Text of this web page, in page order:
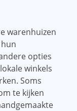
warenhuizen
opties
winkels
Soms
te kijken